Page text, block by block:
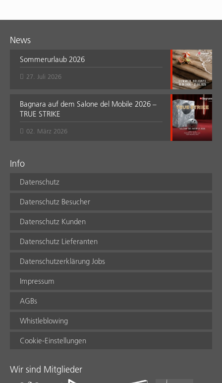
News
Sommerurlaub 2026
27. Juli 2026
Bagnara auf dem Salone del Mobile 2026 –
TRUE STRIKE
02. März 2026
Info
Datenschutz
Datenschutz Besucher
Datenschutz Kunden
Datenschutz Lieferanten
Datenschutzerklärung Jobs
Impressum
AGBs
Whistleblowing
Cookie-Einstellungen
Wir sind Mitglieder